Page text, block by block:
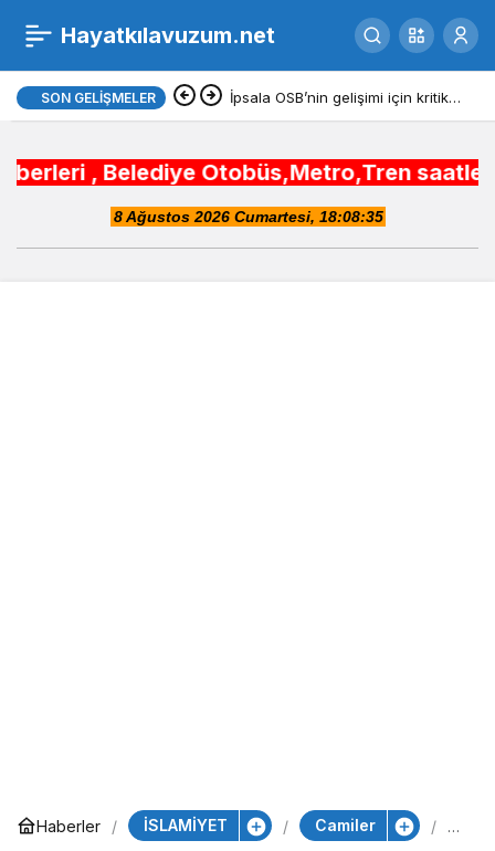
Hayatkılavuzum.net
SON GELIŞMELER İpsala OSB’nin gelişimi için kritik
Belediye Otobüs,Metro,Tren saatleri
Haberler İSLAMİYET Camiler
Ko
Konya Camileri 0 Paylaş